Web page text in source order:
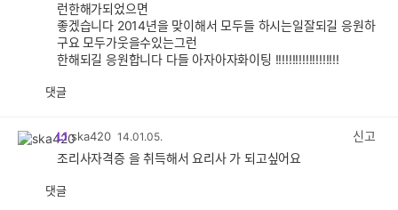
런한해가되었으면
좋겠습니다 2014년을 맞이해서 모두들 하시는일잘되길 응원하
구요 모두가웃을수있는그런
한해되길 응원합니다 다들 아자아자화이팅 !!!!!!!!!!!!!!!!!!!
댓글
L1 ska420 14.01.05.
신고
조리사자격증 을 취득해서 요리사 가 되고싶어요
댓글